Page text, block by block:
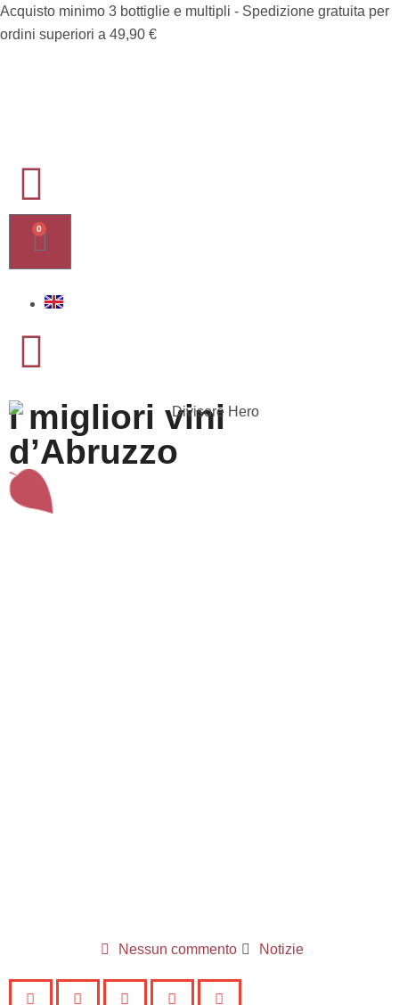
Acquisto minimo 3 bottiglie e multipli - Spedizione gratuita per
ordini superiori a 49,90 €
0
I migliori vini
d’Abruzzo
Nessun commento Notizie